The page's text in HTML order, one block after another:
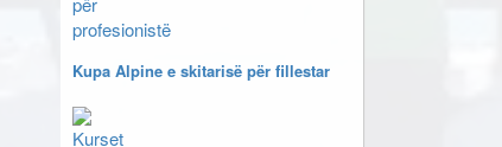
Kupa Alpine e skitarisë për fillestar